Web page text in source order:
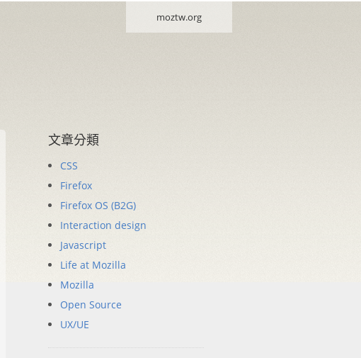
moztw.org
文章分類
CSS
Firefox
Firefox OS (B2G)
Interaction design
Javascript
Life at Mozilla
Mozilla
Open Source
UX/UE